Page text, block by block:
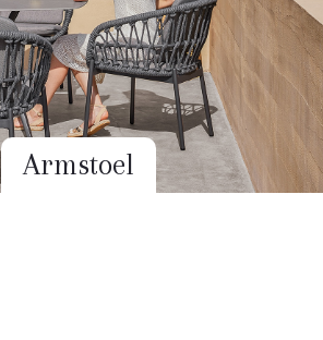
Armstoel